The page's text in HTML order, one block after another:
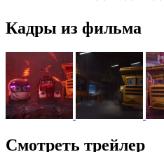
Кадры из фильма
Смотреть трейлер